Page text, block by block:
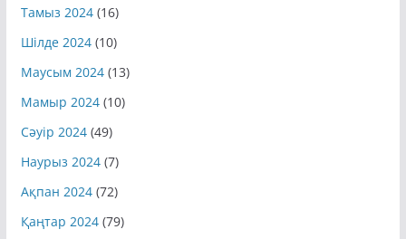
Тамыз 2024(16)
Шілде 2024(10)
Маусым 2024(13)
Мамыр 2024(10)
Сәуір 2024(49)
Наурыз 2024(7)
Ақпан 2024(72)
Қаңтар 2024(79)